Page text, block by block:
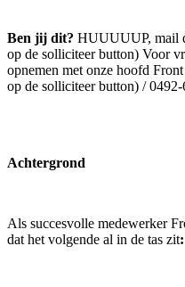
Ben jij dit? HUUUUUP, mail
op de solliciteer button) Voor
opnemen met onze hoofd
op de solliciteer button) / 0492-
Achtergrond
Als succesvolle medewerker
dat het volgende al in de tas zit: